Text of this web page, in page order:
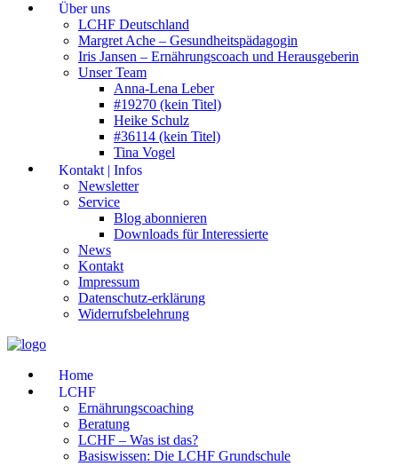
Über uns
LCHF Deutschland
Margret Ache – Gesundheitspädagogin
Iris Jansen – Ernährungscoach und Herausgeberin
Unser Team
Anna-Lena Leber
#19270 (kein Titel)
Heike Schulz
#36114 (kein Titel)
Tina Vogel
Kontakt | Infos
Newsletter
Service
Blog abonnieren
Downloads für Interessierte
News
Kontakt
Impressum
Datenschutz-erklärung
Widerrufsbelehrung
Home
LCHF
Ernährungscoaching
Beratung
LCHF – Was ist das?
Basiswissen: Die LCHF Grundschule